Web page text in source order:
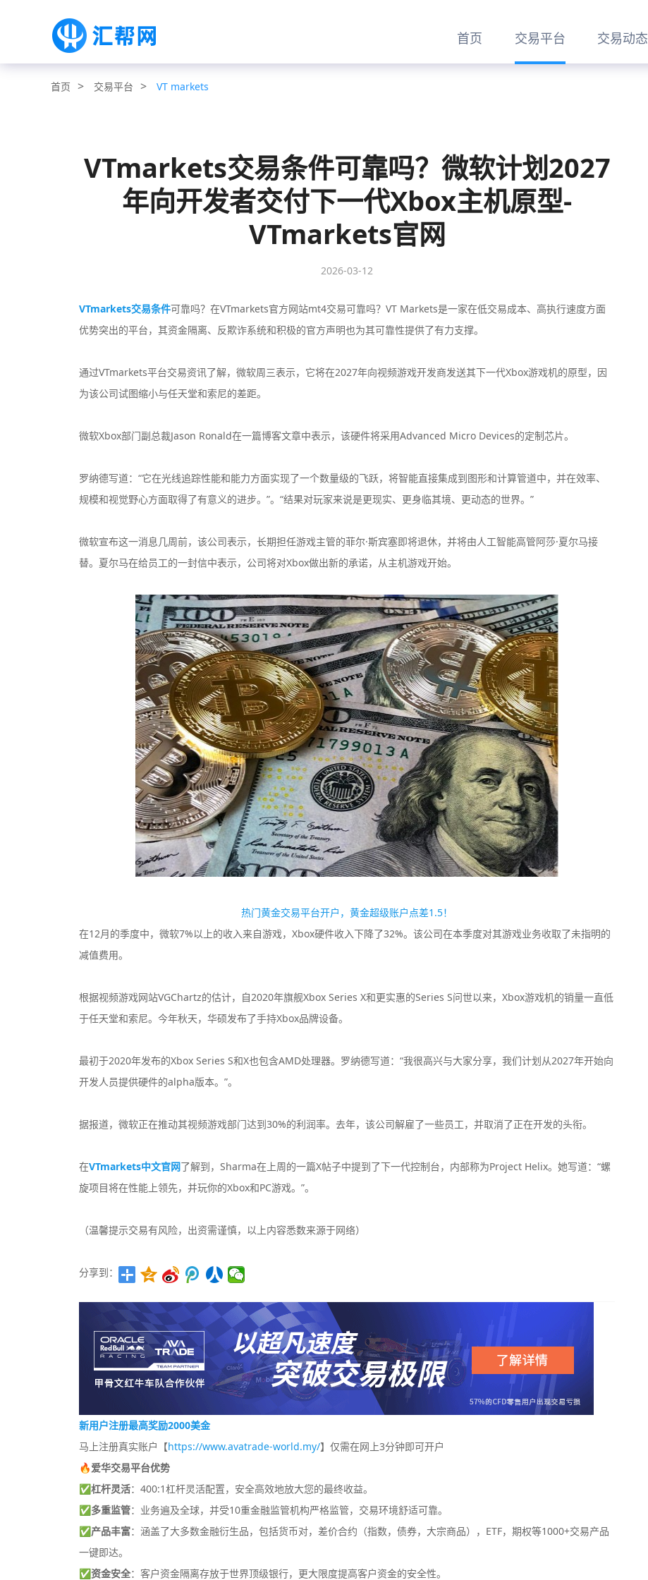
首页 交易平台 交易动态
首页 > 交易平台 > VT markets
VTmarkets交易条件可靠吗？微软计划2027
年向开发者交付下一代Xbox主机原型-
VTmarkets官网
2026-03-12
VTmarkets交易条件可靠吗？在VTmarkets官方网站mt4交易可靠吗？‌‌‌VT Markets是一家在低交易成本、高执行速度方面
优势突出的平台，其资金隔离、反欺诈系统和积极的官方声明也为其可靠性提供了有力支撑。
通过VTmarkets平台交易资讯了解，微软周三表示，它将在2027年向视频游戏开发商发送其下一代Xbox游戏机的原型，因
为该公司试图缩小与任天堂和索尼的差距。
微软Xbox部门副总裁Jason Ronald在一篇博客文章中表示，该硬件将采用Advanced Micro Devices的定制芯片。
罗纳德写道：“它在光线追踪性能和能力方面实现了一个数量级的飞跃，将智能直接集成到图形和计算管道中，并在效率、
规模和视觉野心方面取得了有意义的进步。”。“结果对玩家来说是更现实、更身临其境、更动态的世界。”
微软宣布这一消息几周前，该公司表示，长期担任游戏主管的菲尔·斯宾塞即将退休，并将由人工智能高管阿莎·夏尔马接
替。夏尔马在给员工的一封信中表示，公司将对Xbox做出新的承诺，从主机游戏开始。
热门黄金交易平台开户，黄金超级账户点差1.5！
在12月的季度中，微软7%以上的收入来自游戏，Xbox硬件收入下降了32%。该公司在本季度对其游戏业务收取了未指明的
减值费用。
根据视频游戏网站VGChartz的估计，自2020年旗舰Xbox Series X和更实惠的Series S问世以来，Xbox游戏机的销量一直低
于任天堂和索尼。今年秋天，华硕发布了手持Xbox品牌设备。
最初于2020年发布的Xbox Series S和X也包含AMD处理器。罗纳德写道：“我很高兴与大家分享，我们计划从2027年开始向
开发人员提供硬件的alpha版本。”。
据报道，微软正在推动其视频游戏部门达到30%的利润率。去年，该公司解雇了一些员工，并取消了正在开发的头衔。
在VTmarkets中文官网了解到，Sharma在上周的一篇X帖子中提到了下一代控制台，内部称为Project Helix。她写道：“螺
旋项目将在性能上领先，并玩你的Xbox和PC游戏。”。
（温馨提示交易有风险，出资需谨慎，以上内容悉数来源于网络）
分享到：
新用户注册最高奖励2000美金
马上注册真实账户【https://www.avatrade-world.my/】仅需在网上3分钟即可开户
🔥爱华交易平台优势
✅杠杆灵活：400:1杠杆灵活配置，安全高效地放大您的最终收益。
✅多重监管：业务遍及全球，并受10重金融监管机构严格监管，交易环境舒适可靠。
✅产品丰富：涵盖了大多数金融衍生品，包括货币对，差价合约（指数，债券，大宗商品），ETF，期权等1000+交易产品
一键即达。
✅资金安全：客户资金隔离存放于世界顶级银行，更大限度提高客户资金的安全性。
最低入金 最大杠杆
25美元 400倍
200美元
最低入金
500倍
最大杠杆
200美元
最低入金
500倍
最大杠杆
最低入金 最大杠杆
50美元 200倍
50美元
最低入金
100倍
最大杠杆
100美元
最低入金
500倍
最大杠杆